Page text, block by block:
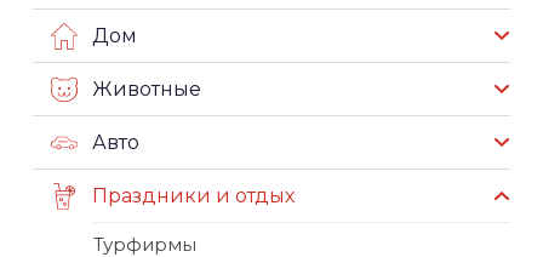
Дом
Животные
Авто
Праздники и отдых
Турфирмы